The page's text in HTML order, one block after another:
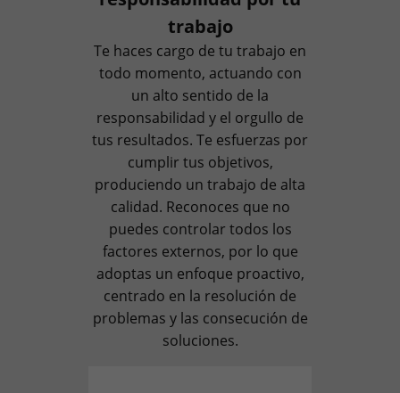
trabajo
Te haces cargo de tu trabajo en
todo momento, actuando con
un alto sentido de la
responsabilidad y el orgullo de
tus resultados. Te esfuerzas por
cumplir tus objetivos,
produciendo un trabajo de alta
calidad. Reconoces que no
puedes controlar todos los
factores externos, por lo que
adoptas un enfoque proactivo,
centrado en la resolución de
problemas y las consecución de
soluciones.